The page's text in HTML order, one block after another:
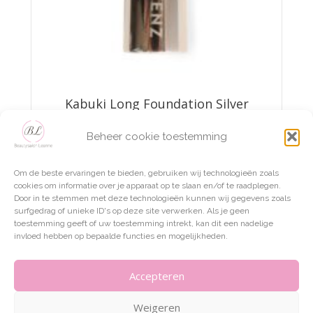
Beheer cookie toestemming
Om de beste ervaringen te bieden, gebruiken wij technologieën zoals
cookies om informatie over je apparaat op te slaan en/of te raadplegen.
Door in te stemmen met deze technologieën kunnen wij gegevens zoals
surfgedrag of unieke ID's op deze site verwerken. Als je geen
toestemming geeft of uw toestemming intrekt, kan dit een nadelige
invloed hebben op bepaalde functies en mogelijkheden.
Accepteren
Weigeren
Kabuki Long Foundation Silver
€22,95
Lees verder